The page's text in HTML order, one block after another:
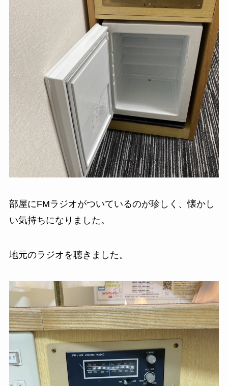
部屋にFMラジオがついているのが珍しく、懐かし
い気持ちになりました。
地元のラジオを聴きました。